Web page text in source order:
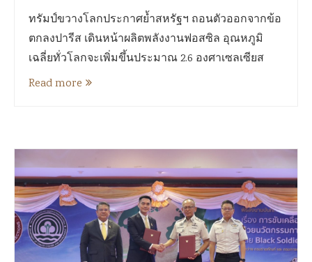
ทรัมป์ขวางโลกประกาศย้ำสหรัฐฯ ถอนตัวออกจากข้อ
ตกลงปารีส เดินหน้าผลิตพลังงานฟอสซิล อุณหภูมิ
เฉลี่ยทั่วโลกจะเพิ่มขึ้นประมาณ 2.6 องศาเซลเซียส
Read more